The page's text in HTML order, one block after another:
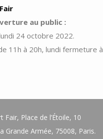
au public :
24 octobre 2022.
11h à 20h, lundi fermeture à
Fair, Place de l’Étoile, 10
Grande Armée, 75008, Paris.